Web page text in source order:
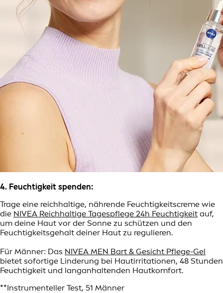
4. Feuchtigkeit spenden:
Trage eine reichhaltige, nährende Feuchtigkeitscreme wie
die NIVEA Reichhaltige Tagespflege 24h Feuchtigkeit auf,
um deine Haut vor der Sonne zu schützen und den
Feuchtigkeitsgehalt deiner Haut zu regulieren.
Für Männer: Das NIVEA MEN Bart & Gesicht Pflege-Gel
bietet sofortige Linderung bei Hautirritationen, 48 Stunden
Feuchtigkeit und langanhaltenden Hautkomfort.
**Instrumenteller Test, 51 Männer